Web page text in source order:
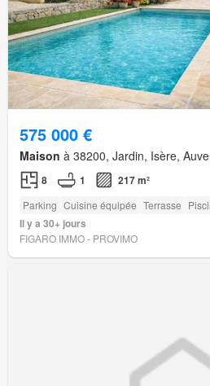
575 000 €
Maison à 38200, Jardin, Isère,
8 1 217 m²
Parking Cuisine équipée Terrasse
Il y a 30+ jours
FIGARO IMMO - PROVIMO